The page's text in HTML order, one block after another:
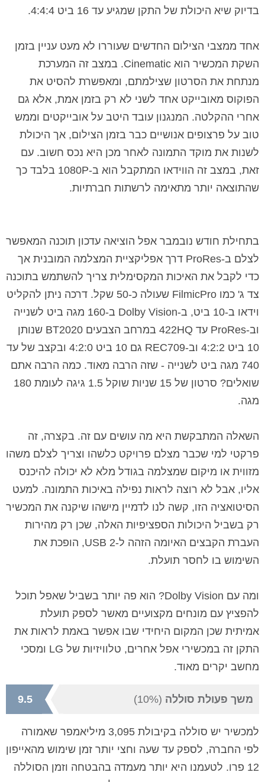
בדיוק שיא היכולת של התקן שמגיע עד 16 ביט 4:4:4.
אחד ממצבי הצילום החדשים שעוררו לא מעט עניין בזמן
השקת המכשיר הוא Cinematic. במצב זה המערכת
מנתחת את הסרטון שצילמתם, ומאפשרת להסיט את
הפוקוס מאובייקט אחד לשני לא רק בזמן אמת, אלא גם
אחרי ההקלטה. המנגנון עובד היטב על אובייקטים וממש
טוב על פרצופים אנושיים כבר בזמן הצילום, אך היכולת
לשנות את מוקד התמונה לאחר מכן היא נכס חשוב. עם
זאת, במצב זה הווידאו המתקבל הוא ב-1080P בלבד כך
שהתוצאה יותר מתאימה לרשתות חברתיות.
בתחילת חודש נובמבר אפל הוציאה עדכון תוכנה המאפשר
לצלם ב-ProRes דרך אפליקציית המצלמה המובנית אך
כדי לקבל את האיכות המקסימלית צריך להשתמש בתוכנה
צד ג' כמו FilmicPro שעולה כ-50 שקל. דרכה ניתן להקליט
וידאו ב-10 ביט, ב-Dolby Vision ב-160 מגה ביט לשנייה
וב-ProRes עד 422HQ במרחב הצבעים BT2020 שנותן
10 ביט 4:2:2 וב-REC709 גם 10 ביט 4:2:0 ובקצב של עד
740 מגה ביט לשנייה - שזה הרבה מאוד. כמה הרבה אתם
שואלים? סרטון של 15 שניות שוקל 1.5 גיגה לעומת 180
מגה.
השאלה המתבקשת היא מה עושים עם זה. בקצרה, זה
פרקטי למי שכבר מצלם פרויקט כלשהו וצריך לצלם משהו
מזווית או מיקום שמצלמה בגודל מלא לא יכולה להיכנס
אליו, אבל לא רוצה לראות נפילה באיכות התמונה. למעט
הסיטואציה הזו, קשה לנו לדמיין מישהו שיקנה את המכשיר
רק בשביל היכולות הספציפיות האלה, שכן רק מהירות
העברת הקבצים האיומה הזהה ל-USB 2, הופכת את
השימוש בו לחסר תועלת.
ומה עם Dolby Vision? הוא פה יותר בשביל שאפל תוכל
להפציץ עם מונחים מקצועיים מאשר לספק תועלת
אמיתית שכן המקום היחידי שבו אפשר באמת לראות את
התקן זה במכשירי אפל אחרים, טלוויזיות של LG ומסכי
מחשב יקרים מאוד.
משך פעולת סוללה (10%)
9.5
למכשיר יש סוללה בקיבולת 3,095 מיליאמפר שאמורה
לפי החברה, לספק עד שעה וחצי יותר זמן שימוש מהאייפון
12 פרו. לטעמנו היא יותר מעמדה בהבטחה וזמן הסוללה